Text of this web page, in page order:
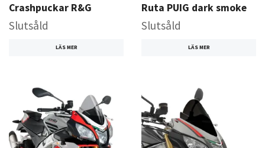
Crashpuckar R&G
Slutsåld
LÄS MER
Ruta PUIG dark smoke
Slutsåld
LÄS MER